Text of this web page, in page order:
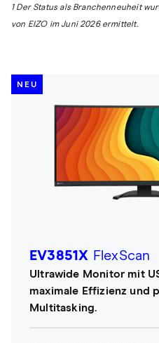
1 Der Status als Branchenneuheit
von EIZO im Juni 2026 ermittelt.
NEU
EV3851X FlexScan
Ultrawide Monitor mit
maximale Effizienz und
Multitasking.